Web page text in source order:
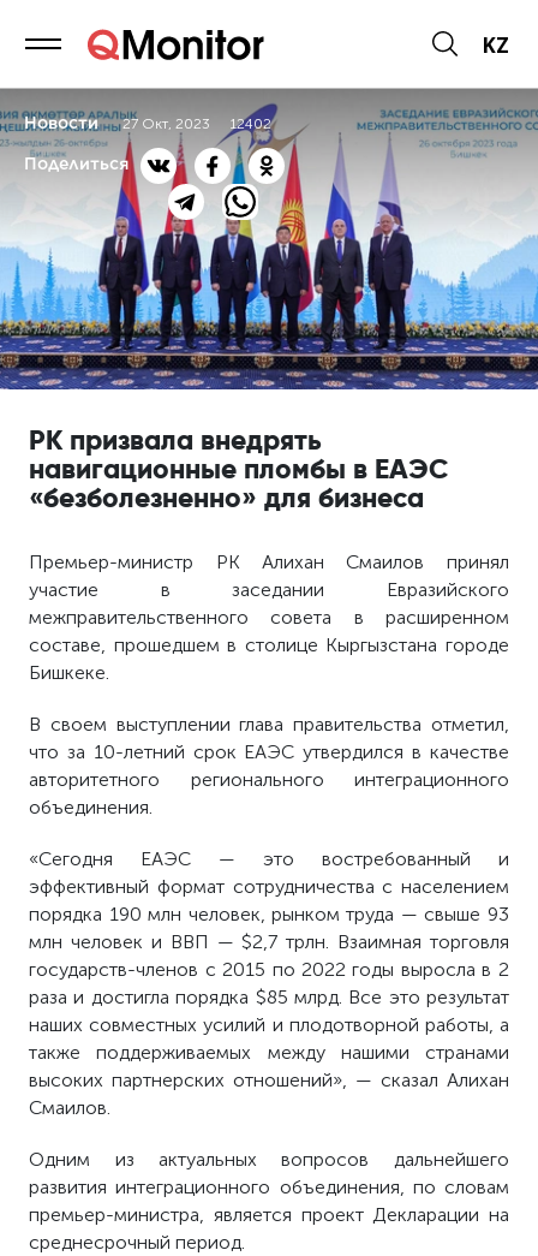
KZ
Новости 27 Окт, 2023 12402
Поделиться
РК призвала внедрять
навигационные пломбы в ЕАЭС
«безболезненно» для бизнеса
Премьер-министр РК Алихан Смаилов принял
участие в заседании Евразийского
межправительственного совета в расширенном
составе, прошедшем в столице Кыргызстана городе
Бишкеке.
В своем выступлении глава правительства отметил,
что за 10-летний срок ЕАЭС утвердился в качестве
авторитетного регионального интеграционного
объединения.
«Сегодня ЕАЭС — это востребованный и
эффективный формат сотрудничества с населением
порядка 190 млн человек, рынком труда — свыше 93
млн человек и ВВП — $2,7 трлн. Взаимная торговля
государств-членов с 2015 по 2022 годы выросла в 2
раза и достигла порядка $85 млрд. Все это результат
наших совместных усилий и плодотворной работы, а
также поддерживаемых между нашими странами
высоких партнерских отношений», — сказал Алихан
Смаилов.
Одним из актуальных вопросов дальнейшего
развития интеграционного объединения, по словам
премьер-министра, является проект Декларации на
среднесрочный период.